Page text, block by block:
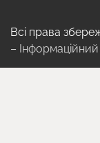
Всі права
–